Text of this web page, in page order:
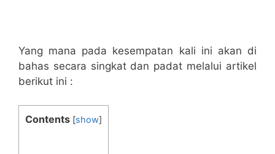
Yang mana pada kesempatan kali ini akan di
bahas secara singkat dan padat melalui artikel
berikut ini :
Contents [show]